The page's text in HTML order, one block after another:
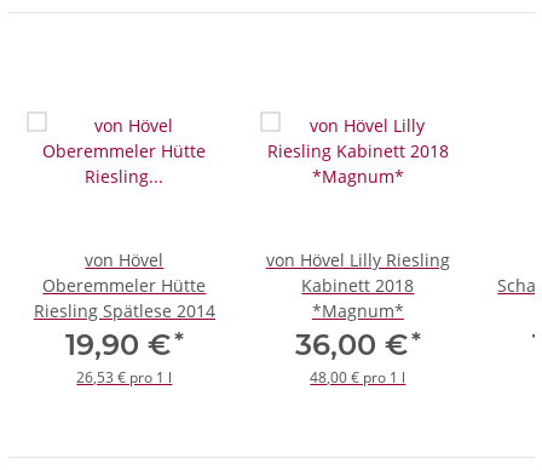
von Hövel
Oberemmeler Hütte
Riesling Spätlese 2014
19,90 €*
26,53 € pro 1 l
von Hövel Lilly Riesling
Kabinett 2018
*Magnum*
36,00 €*
48,00 € pro 1 l